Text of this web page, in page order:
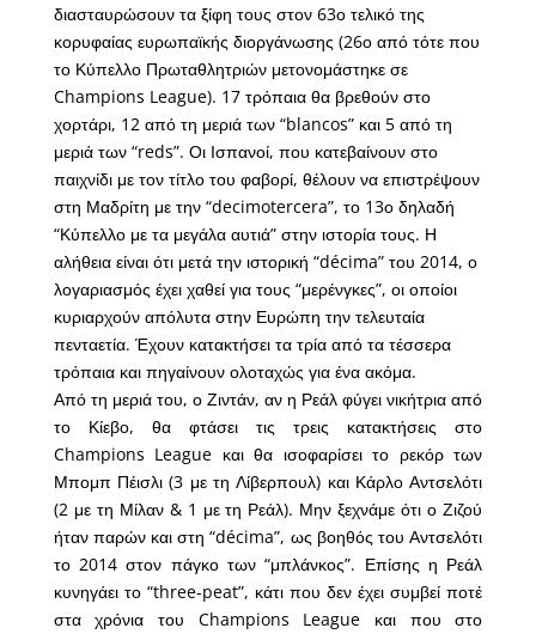
διασταυρώσουν τα ξίφη τους στον 63ο τελικό της
κορυφαίας ευρωπαϊκής διοργάνωσης (26ο από τότε που
το Κύπελλο Πρωταθλητριών μετονομάστηκε σε
Champions League). 17 τρόπαια θα βρεθούν στο
χορτάρι, 12 από τη μεριά των “blancos” και 5 από τη
μεριά των “reds”. Οι Ισπανοί, που κατεβαίνουν στο
παιχνίδι με τον τίτλο του φαβορί, θέλουν να επιστρέψουν
στη Μαδρίτη με την “decimotercera”, το 13ο δηλαδή
“Κύπελλο με τα μεγάλα αυτιά” στην ιστορία τους. Η
αλήθεια είναι ότι μετά την ιστορική “décima” του 2014, ο
λογαριασμός έχει χαθεί για τους “μερένγκες”, οι οποίοι
κυριαρχούν απόλυτα στην Ευρώπη την τελευταία
πενταετία. Έχουν κατακτήσει τα τρία από τα τέσσερα
τρόπαια και πηγαίνουν ολοταχώς για ένα ακόμα.
Από τη μεριά του, ο Ζιντάν, αν η Ρεάλ φύγει νικήτρια από
το Κίεβο, θα φτάσει τις τρεις κατακτήσεις στο
Champions League και θα ισοφαρίσει το ρεκόρ των
Μπομπ Πέισλι (3 με τη Λίβερπουλ) και Κάρλο Αντσελότι
(2 με τη Μίλαν & 1 με τη Ρεάλ). Μην ξεχνάμε ότι ο Ζιζού
ήταν παρών και στη “décima”, ως βοηθός του Αντσελότι
το 2014 στον πάγκο των “μπλάνκος”. Επίσης η Ρεάλ
κυνηγάει το “three-peat”, κάτι που δεν έχει συμβεί ποτέ
στα χρόνια του Champions League και που στο